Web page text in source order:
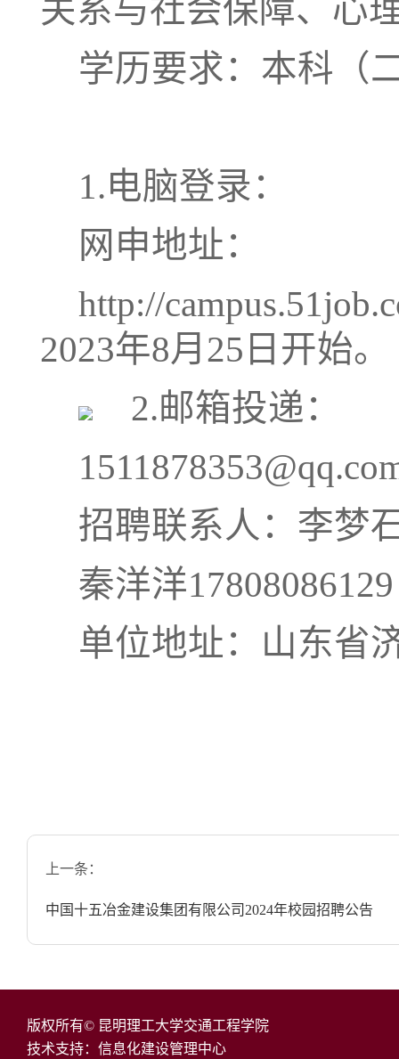
关系与社会保障、心
学历要求：本科（
1.电脑登录：
网申地址：
http://
2023年8月25日开始。
2.邮箱投递：
招聘联系人：李梦
秦洋洋17808086129
单位地址：山东省
上一条：
中国十五冶金建设集团有限公司2024年校园招聘公告
版权所有© 昆明理工大学交通工程学院
技术支持：信息化建设管理中心